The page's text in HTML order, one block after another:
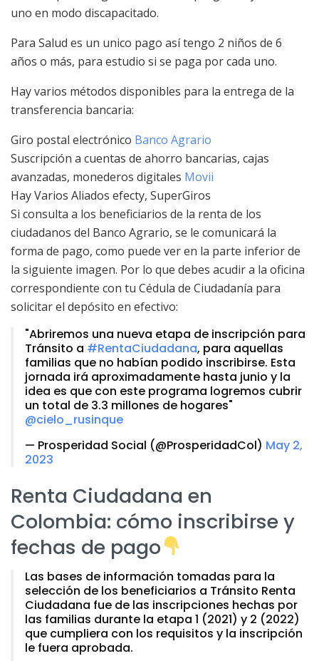
uno en modo discapacitado.
Para Salud es un unico pago así tengo 2 niños de 6
años o más, para estudio si se paga por cada uno.
Hay varios métodos disponibles para la entrega de la
transferencia bancaria:
Giro postal electrónico Banco Agrario
Suscripción a cuentas de ahorro bancarias, cajas
avanzadas, monederos digitales Movii
Hay Varios Aliados efecty, SuperGiros
Si consulta a los beneficiarios de la renta de los
ciudadanos del Banco Agrario, se le comunicará la
forma de pago, como puede ver en la parte inferior de
la siguiente imagen. Por lo que debes acudir a la oficina
correspondiente con tu Cédula de Ciudadanía para
solicitar el depósito en efectivo:
"Abriremos una nueva etapa de inscripción para
Tránsito a #RentaCiudadana, para aquellas
familias que no habían podido inscribirse. Esta
jornada irá aproximadamente hasta junio y la
idea es que con este programa logremos cubrir
un total de 3.3 millones de hogares"
@cielo_rusinque
— Prosperidad Social (@ProsperidadCol) May 2,
2023
Renta Ciudadana en
Colombia: cómo inscribirse y
fechas de pago
Las bases de información tomadas para la
selección de los beneficiarios a Tránsito Renta
Ciudadana fue de las inscripciones hechas por
las familias durante la etapa 1 (2021) y 2 (2022)
que cumpliera con los requisitos y la inscripción
le fuera aprobada.